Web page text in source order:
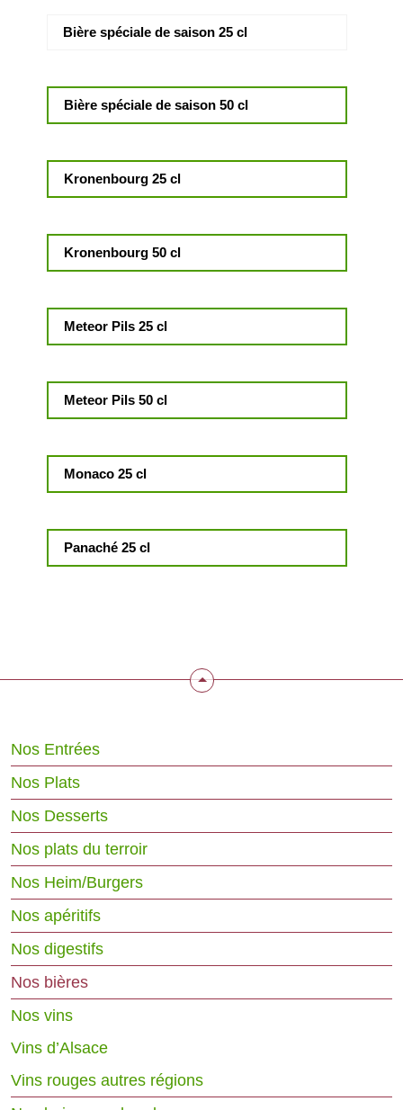
Bière spéciale de saison 25 cl
Bière spéciale de saison 50 cl
Kronenbourg 25 cl
Kronenbourg 50 cl
Meteor Pils 25 cl
Meteor Pils 50 cl
Monaco 25 cl
Panaché 25 cl
Nos Entrées
Nos Plats
Nos Desserts
Nos plats du terroir
Nos Heim/Burgers
Nos apéritifs
Nos digestifs
Nos bières
Nos vins
Vins d’Alsace
Vins rouges autres régions